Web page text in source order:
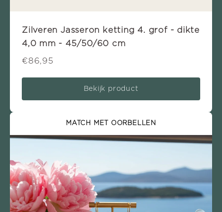
Zilveren Jasseron ketting 4. grof - dikte
4,0 mm - 45/50/60 cm
€86,95
Bekijk product
MATCH MET OORBELLEN